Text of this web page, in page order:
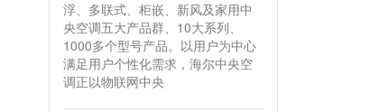
浮、多联式、柜嵌、新风及家用中
央空调五大产品群、10大系列、
1000多个型号产品。以用户为中心
满足用户个性化需求，海尔中央空
调正以物联网中央